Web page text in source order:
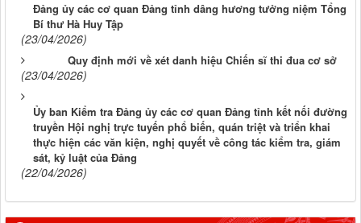
Đảng ủy các cơ quan Đảng tỉnh dâng hương tưởng niệm Tổng
Bí thư Hà Huy Tập
(23/04/2026)
Quy định mới về xét danh hiệu Chiến sĩ thi đua cơ sở
(23/04/2026)
Ủy ban Kiểm tra Đảng ủy các cơ quan Đảng tỉnh kết nối đường
truyền Hội nghị trực tuyến phổ biến, quán triệt và triển khai
thực hiện các văn kiện, nghị quyết về công tác kiểm tra, giám
sát, kỷ luật của Đảng
(22/04/2026)